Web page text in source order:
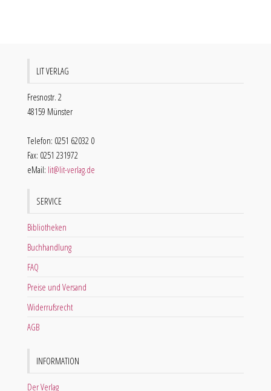
LIT VERLAG
Fresnostr. 2
48159 Münster
Telefon: 0251 62032 0
Fax: 0251 231972
eMail: lit@lit-verlag.de
SERVICE
Bibliotheken
Buchhandlung
FAQ
Preise und Versand
Widerrufsrecht
AGB
INFORMATION
Der Verlag